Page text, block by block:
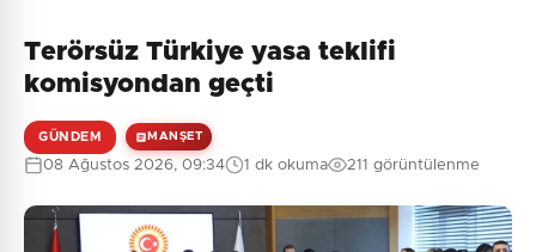
Terörsüz Türkiye yasa teklifi
komisyondan geçti
GÜNDEM MANŞET
08 Ağustos 2026, 09:34 1 dk okuma 211 görüntülenme